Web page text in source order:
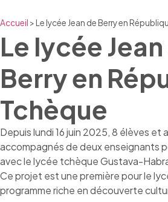
Accueil >Le lycée Jean de Berry en
Le lycée
Berry en
Tchèque
Depuis lundi 16 juin 2025, 8 élèves et
accompagnés de deux enseignants
avec le lycée tchèque Gustava-
Ce projet est une première pour le
programme riche en découverte